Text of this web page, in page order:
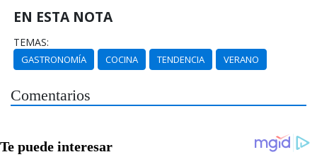
EN ESTA NOTA
TEMAS:
GASTRONOMÍA COCINA TENDENCIA VERANO
Comentarios